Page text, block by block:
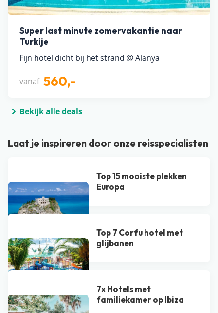
Super last minute zomervakantie naar
Turkije
Fijn hotel dicht bij het strand @ Alanya
vanaf 560,-
Bekijk alle deals
Laat je inspireren door onze reisspecialisten
Top 15 mooiste plekken
Europa
Top 7 Corfu hotel met
glijbanen
7x Hotels met
familiekamer op Ibiza